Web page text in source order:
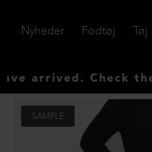
Nyheder Fodtøj Tøj
Check them out
SAMPLE